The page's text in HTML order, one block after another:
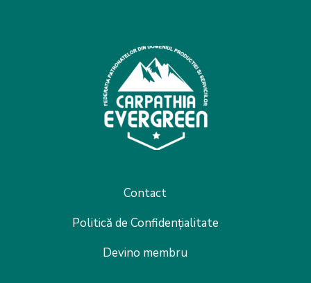
Contact
Politică de Confidențialitate
Devino membru